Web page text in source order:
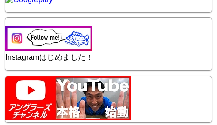
Instagramはじめました！